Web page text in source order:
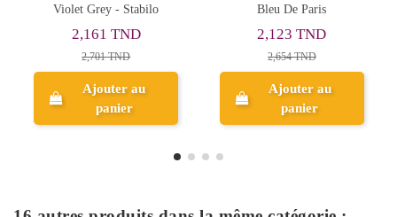
Bleu De Paris
2,123 TND
2,654 TND
Ajouter au
panier
Cool - Stabilo
3,199 TND
3,998 TND
Ajouter au
panier